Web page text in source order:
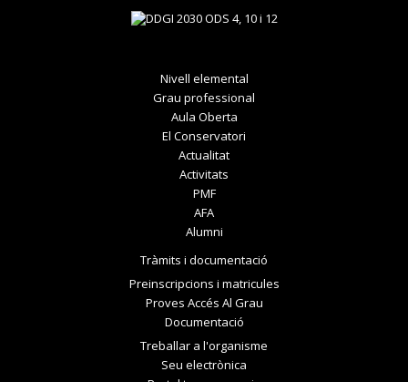
Nivell elemental
Grau professional
Aula Oberta
El Conservatori
Actualitat
Activitats
PMF
AFA
Alumni
Tràmits i documentació
Preinscripcions i matricules
Proves Accés Al Grau
Documentació
Treballar a l'organisme
Seu electrònica